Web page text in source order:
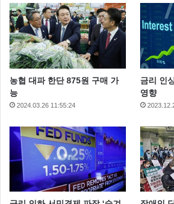
농협 대파 한단 875원 구매 가
능
2024.03.26 11:55:24
금리 인
영향